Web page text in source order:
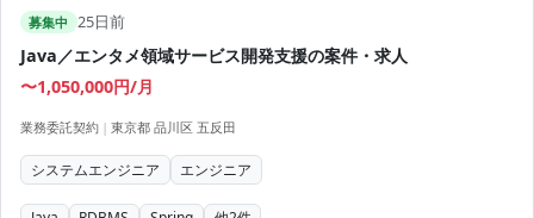
募集中 25日前
Java／エンタメ領域サービス開発支援の案件・求人
〜1,050,000円/月
業務委託契約 | 東京都 品川区 五反田
システムエンジニア エンジニア